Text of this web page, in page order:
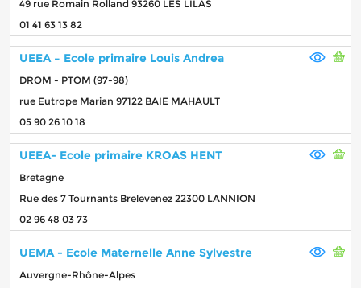
49 rue Romain Rolland 93260 LES LILAS
01 41 63 13 82
UEEA – Ecole primaire Louis Andrea
DROM - PTOM (97-98)
rue Eutrope Marian 97122 BAIE MAHAULT
05 90 26 10 18
UEEA- Ecole primaire KROAS HENT
Bretagne
Rue des 7 Tournants Brelevenez 22300 LANNION
02 96 48 03 73
UEMA - Ecole Maternelle Anne Sylvestre
Auvergne-Rhône-Alpes